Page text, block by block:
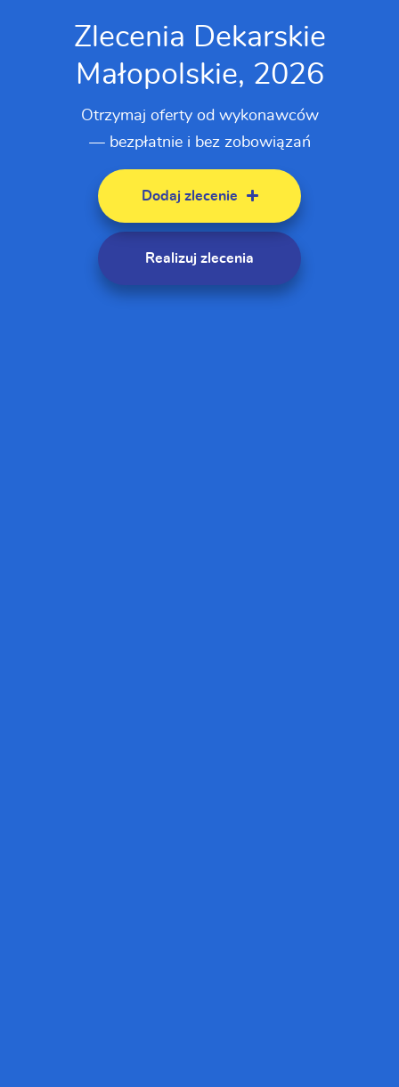
Zlecenia Dekarskie
Małopolskie, 2026
Otrzymaj oferty od wykonawców
— bezpłatnie i bez zobowiązań
Dodaj zlecenie
Realizuj zlecenia